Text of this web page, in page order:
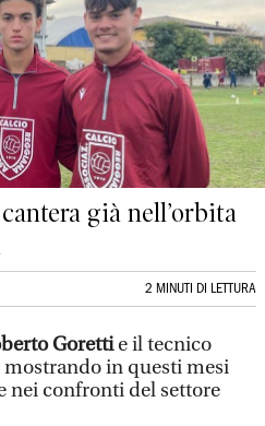
già nell’orbita
2 MINUTI DI LETTURA
Gorettie il tecnico
in questi mesi
nei confronti del settore